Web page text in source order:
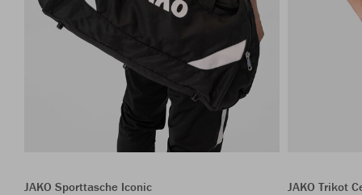
JAKO Sporttasche Iconic
JAKO Trikot